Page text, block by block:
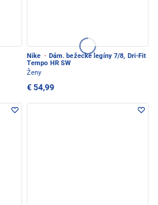
Nike · Dám. bežecké legíny 7/8, Dri-Fit
Tempo HR SW
Ženy
€ 54,99